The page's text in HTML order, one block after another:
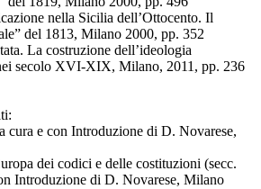
nella Sicilia dell’Ottocento. Il
del 1813, Milano 2000, pp. 352
La costruzione dell’ideologia
secolo XVI-XIX, Milano, 2011, pp. 236
cura e con Introduzione di D. Novarese,
dei codici e delle costituzioni (secc.
Introduzione di D. Novarese, Milano